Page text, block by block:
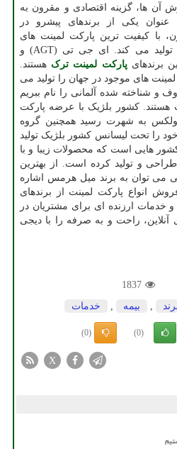
آن ها، گزینه اقتصادی و مقرون به
یکی از برندهای پیشرو در
با کیفیت ترین پارکت لمینت های
تولید می کند. ای جی تی (AGT) و
برندهایپارکت لمینت ترک هستند.
های موجود در جهان را تولید می
و شناخته شده آلمانی را نام ببریم
هستند. کشور بلژیک با عرضه پارکت
بنولکس به شهرت رسید همچنین گروه
را تحت لیسانس کشور بلژیک تولید
هایی است که محصولات زیبا و با
و تولید کرده است. از بهترین
می توان به برند میل هرمس اشاره
انواع پارکت لمینت از برندهای
خدمات ارزنده ای برای مشتریان در
راحت و به صرفه را با دیجی
1837
بیمه خدمات
(0)
(0)
X